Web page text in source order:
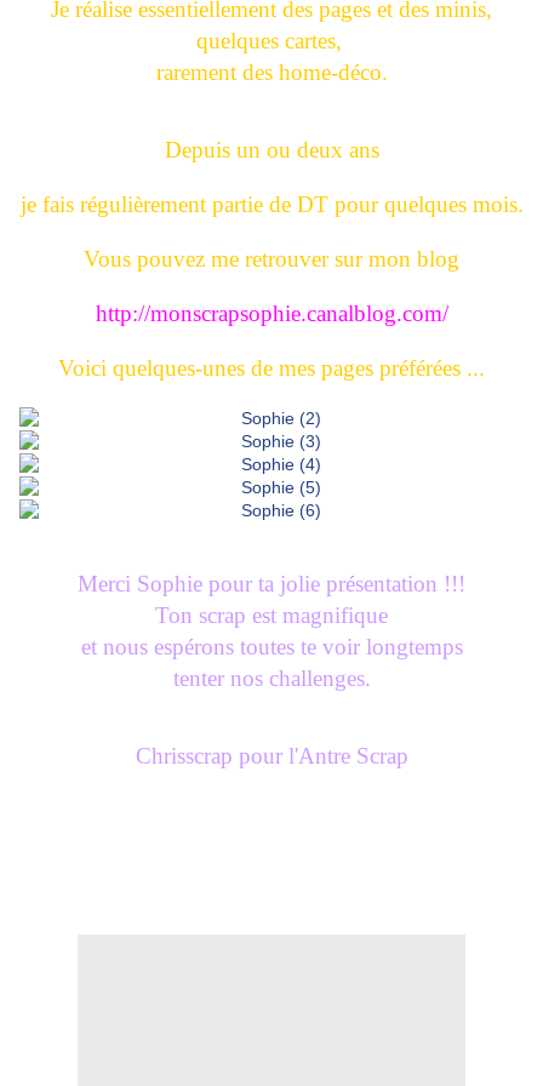
Je réalise essentiellement des pages et des minis,
quelques cartes,
rarement des home-déco.
Depuis un ou deux ans
je fais régulièrement partie de DT pour quelques mois.
Vous pouvez me retrouver sur mon blog
http://monscrapsophie.canalblog.com/
Voici quelques-unes de mes pages préférées ...
Merci Sophie pour ta jolie présentation !!!
Ton scrap est magnifique
et nous espérons toutes te voir longtemps
tenter nos challenges.
Chrisscrap pour l'Antre Scrap